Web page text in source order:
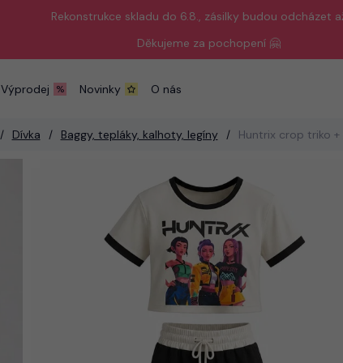
Rekonstrukce skladu do 6.8., zásilky budou odcházet
Děkujeme za pochopení 🤗
Výprodej Novinky O nás
Dívka Baggy, tepláky, kalhoty, legíny Huntrix crop triko +